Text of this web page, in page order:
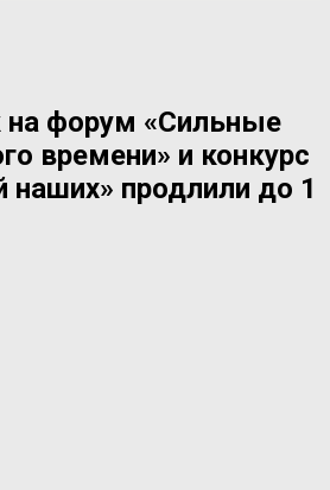
на форум «Сильные
времени» и конкурс
наших» продлили до 1